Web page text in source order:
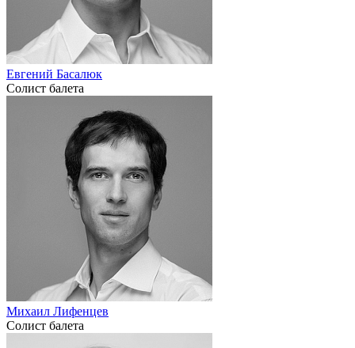
Евгений Басалюк
Солист балета
Михаил Лифенцев
Солист балета